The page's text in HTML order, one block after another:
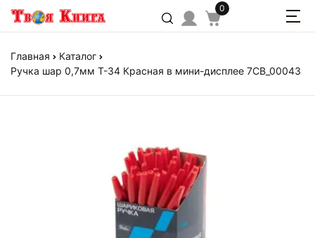
0
Главная
Каталог
Ручка шар 0,7мм T-34 Красная в мини-дисплее 7CB_00043